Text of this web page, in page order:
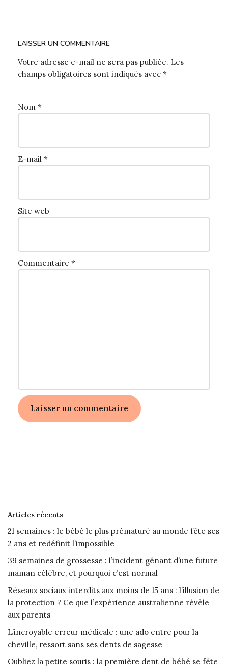
LAISSER UN COMMENTAIRE
Votre adresse e-mail ne sera pas publiée. Les
champs obligatoires sont indiqués avec *
Nom *
E-mail *
Site web
Commentaire *
Articles récents
21 semaines : le bébé le plus prématuré au monde fête ses
2 ans et redéfinit l’impossible
39 semaines de grossesse : l’incident gênant d’une future
maman célèbre, et pourquoi c’est normal
Réseaux sociaux interdits aux moins de 15 ans : l’illusion de
la protection ? Ce que l’expérience australienne révèle
aux parents
L’incroyable erreur médicale : une ado entre pour la
cheville, ressort sans ses dents de sagesse
Oubliez la petite souris : la première dent de bébé se fête